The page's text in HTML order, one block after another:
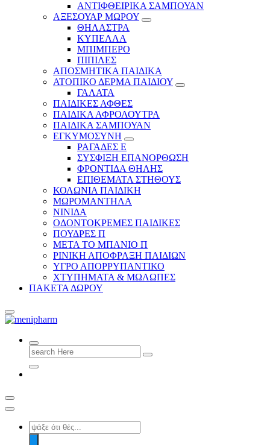
ΑΝΤΙΦΘΕΙΡΙΚΑ ΣΑΜΠΟΥΑΝ
ΑΞΕΣΟΥΑΡ ΜΩΡΟΥ
ΘΗΛΑΣΤΡΑ
ΚΥΠΕΛΛΑ
ΜΠΙΜΠΕΡΟ
ΠΙΠΙΛΕΣ
ΑΠΟΣΜΗΤΙΚΑ ΠΑΙΔΙΚΑ
ΑΤΟΠΙΚΟ ΔΕΡΜΑ ΠΑΙΔΙΟΥ
ΓΑΛΑΤΑ
ΠΑΙΔΙΚΕΣ ΑΦΘΕΣ
ΠΑΙΔΙΚΑ ΑΦΡΟΛΟΥΤΡΑ
ΠΑΙΔΙΚΑ ΣΑΜΠΟΥΑΝ
ΕΓΚΥΜΟΣΥΝΗ
ΡΑΓΑΔΕΣ Ε
ΣΥΣΦΙΞΗ ΕΠΑΝΟΡΘΩΣΗ
ΦΡΟΝΤΙΔΑ ΘΗΛΗΣ
ΕΠΙΘΕΜΑΤΑ ΣΤΗΘΟΥΣ
ΚΟΛΩΝΙΑ ΠΑΙΔΙΚΗ
ΜΩΡΟΜΑΝΤΗΛΑ
ΝΙΝΙΔΑ
ΟΔΟΝΤΟΚΡΕΜΕΣ ΠΑΙΔΙΚΕΣ
ΠΟΥΔΡΕΣ Π
ΜΕΤΑ ΤΟ ΜΠΑΝΙΟ Π
ΡΙΝΙΚΗ ΑΠΟΦΡΑΞΗ ΠΑΙΔΙΩΝ
ΥΓΡΟ ΑΠΟΡΡΥΠΑΝΤΙΚΟ
ΧΤΥΠΗΜΑΤΑ & ΜΩΛΩΠΕΣ
ΠΑΚΕΤΑ ΔΩΡΟΥ
shop 2 easily
Search
for:
Products
search